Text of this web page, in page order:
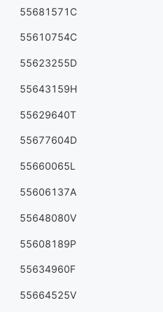
55681571C
55610754C
55623255D
55643159H
55629640T
55677604D
55660065L
55606137A
55648080V
55608189P
55634960F
55664525V